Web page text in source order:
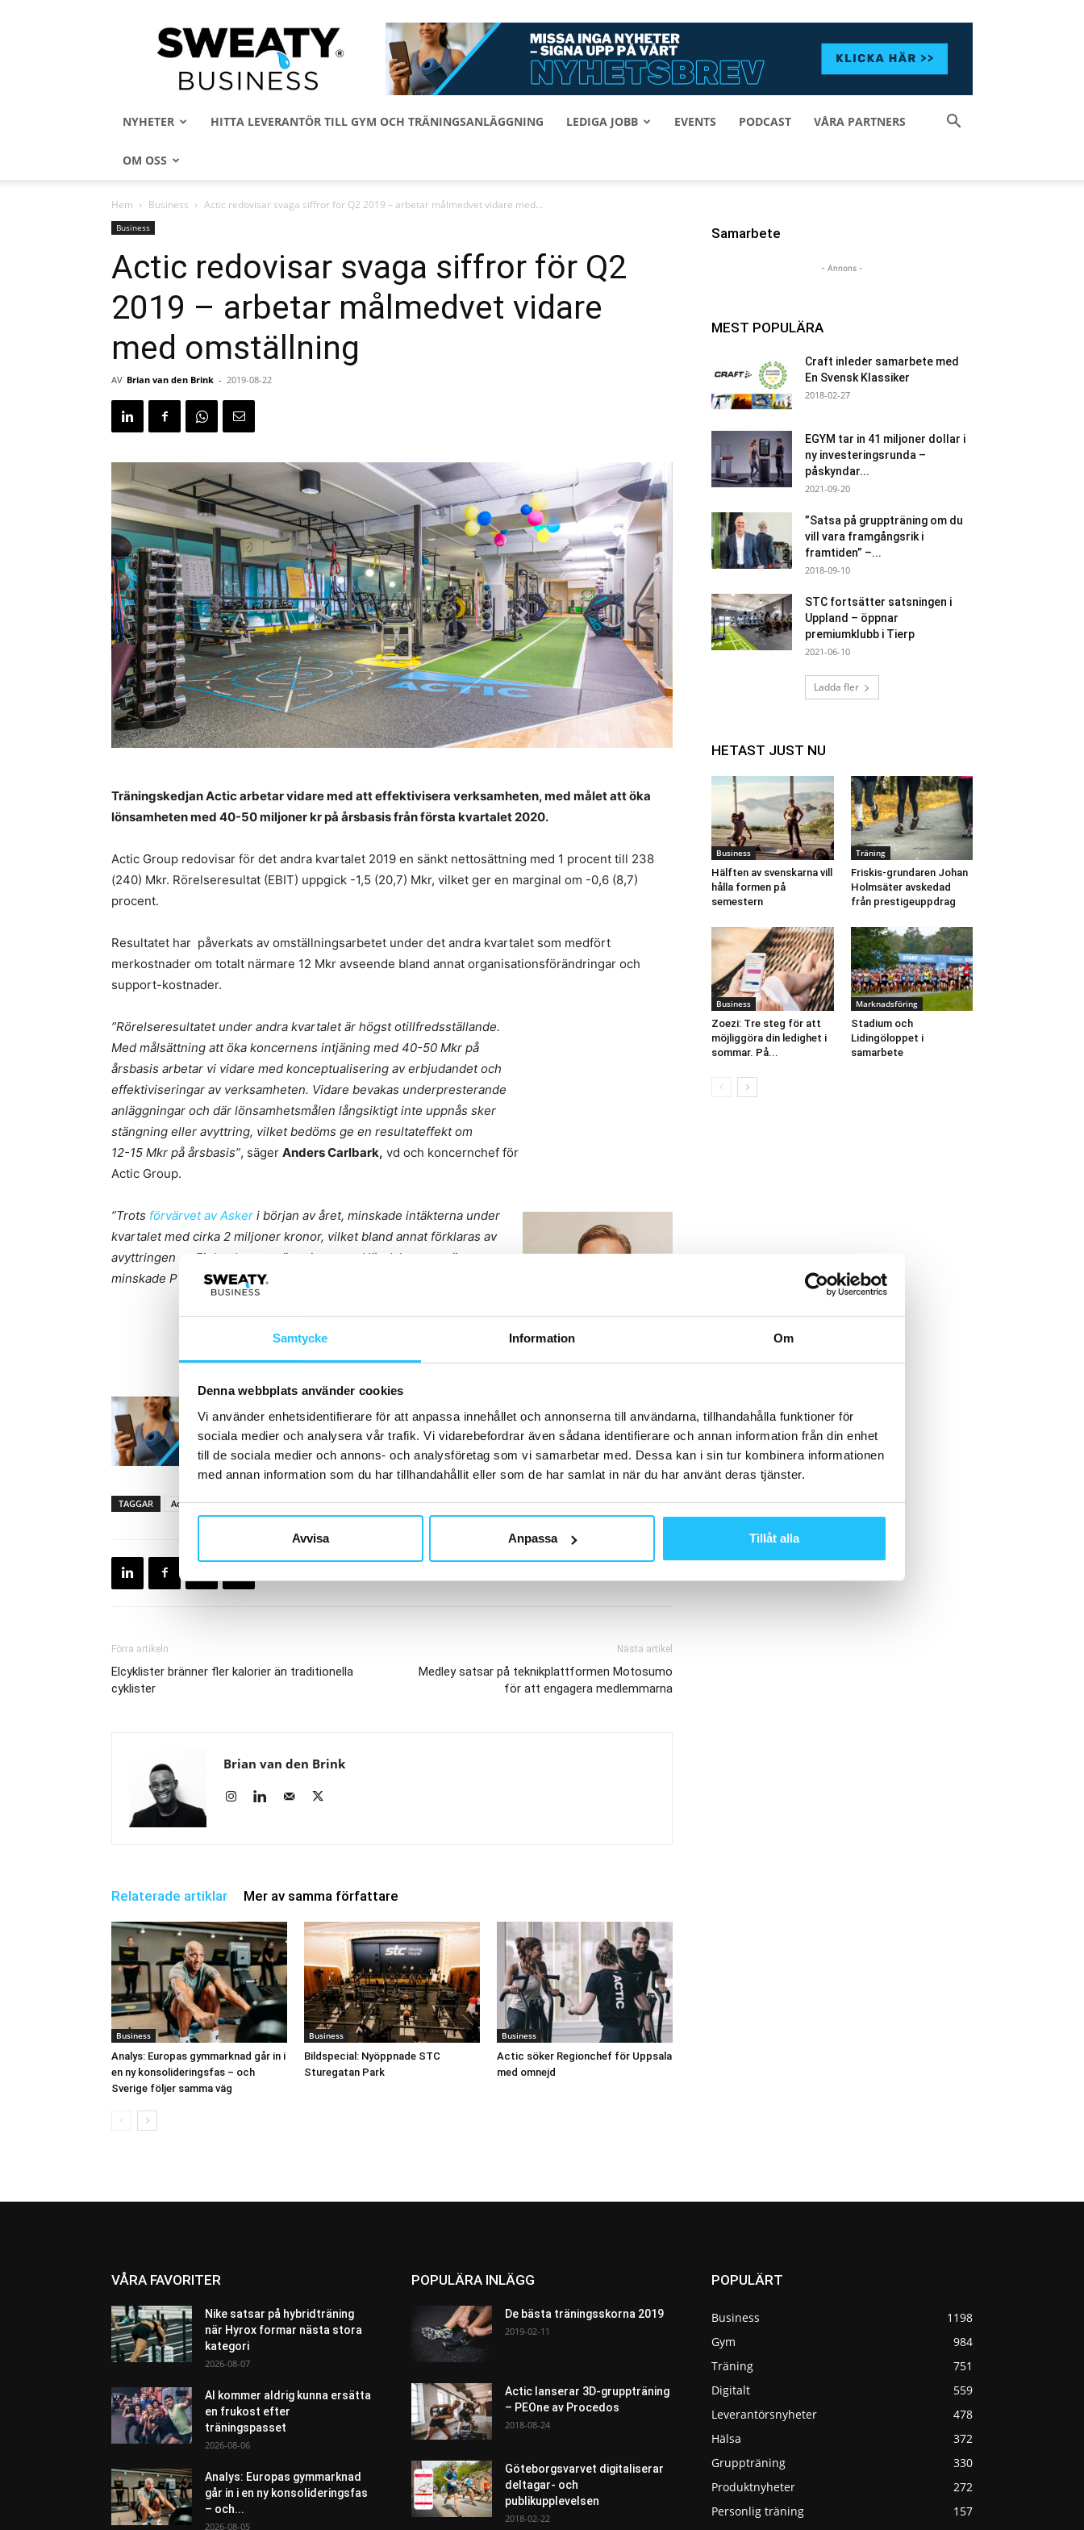
Samtycke Information Om
Denna webbplats använder cookies
Vi använder enhetsidentifierare för att anpassa innehållet och annonserna till användarna, tillhandahålla funktioner för
sociala medier och analysera vår trafik. Vi vidarebefordrar även sådana identifierare och annan information från din enhet
till de sociala medier och annons- och analysföretag som vi samarbetar med. Dessa kan i sin tur kombinera informationen
med annan information som du har tillhandahållit eller som de har samlat in när du har använt deras tjänster.
Avvisa Anpassa Tillåt alla
Sweaty
Business
NYHETER HITTA LEVERANTÖR TILL GYM OCH TRÄNINGSANLÄGGNING LEDIGA JOBB EVENTS PODCAST VÅRA PARTNERS
OM OSS
Hem Business Actic redovisar svaga siffror för Q2 2019 – arbetar målmedvet vidare med...
Business
Actic redovisar svaga siffror för Q2
2019 – arbetar målmedvet vidare
med omställning
AV Brian van den Brink - 2019-08-22
Träningskedjan Actic arbetar vidare med att effektivisera verksamheten, med målet att öka
lönsamheten med 40-50 miljoner kr på årsbasis från första kvartalet 2020.
Actic Group redovisar för det andra kvartalet 2019 en sänkt nettosättning med 1 procent till 238
(240) Mkr. Rörelseresultat (EBIT) uppgick -1,5 (20,7) Mkr, vilket ger en marginal om -0,6 (8,7)
procent.
Resultatet har påverkats av omställningsarbetet under det andra kvartalet som medfört
merkostnader om totalt närmare 12 Mkr avseende bland annat organisationsförändringar och
support-kostnader.
”Rörelseresultatet under andra kvartalet är högst otillfredsställande.
Med målsättning att öka koncernens intjäning med 40-50 Mkr på
årsbasis arbetar vi vidare med konceptualisering av erbjudandet och
effektiviseringar av verksamheten. Vidare bevakas underpresterande
anläggningar och där lönsamhetsmålen långsiktigt inte uppnås sker
stängning eller avyttring, vilket bedöms ge en resultateffekt om
12-15 Mkr på årsbasis”, säger Anders Carlbark, vd och koncernchef för
Actic Group.
”Trots förvärvet av Asker i början av året, minskade intäkterna under
kvartalet med cirka 2 miljoner kronor, vilket bland annat förklaras av
avyttringen av Finland samt stängningen av Högdalen, men även av
minskade PT-intäkter”, avslutar
TAGGAR Actic Anders Carlbark
Förra artikeln
Elcyklister bränner fler kalorier än traditionella
cyklister
Nästa artikel
Medley satsar på teknikplattformen Motosumo
för att engagera medlemmarna
Brian van den Brink
Relaterade artiklar Mer av samma författare
Business
Analys: Europas gymmarknad går in i
en ny konsolideringsfas – och
Sverige följer samma väg
Business
Bildspecial: Nyöppnade STC
Sturegatan Park
Business
Actic söker Regionchef för Uppsala
med omnejd
Samarbete
- Annons -
MEST POPULÄRA
Craft inleder samarbete med
En Svensk Klassiker
2018-02-27
EGYM tar in 41 miljoner dollar i
ny investeringsrunda –
påskyndar...
2021-09-20
”Satsa på gruppträning om du
vill vara framgångsrik i
framtiden” –...
2018-09-10
STC fortsätter satsningen i
Uppland – öppnar
premiumklubb i Tierp
2021-06-10
Ladda fler
HETAST JUST NU
Business
Hälften av svenskarna vill
hålla formen på
semestern
Träning
Friskis-grundaren Johan
Holmsäter avskedad
från prestigeuppdrag
Business
Zoezi: Tre steg för att
möjliggöra din ledighet i
sommar. På...
Marknadsföring
Stadium och
Lidingöloppet i
samarbete
VÅRA FAVORITER
Nike satsar på hybridträning
när Hyrox formar nästa stora
kategori
2026-08-07
AI kommer aldrig kunna ersätta
en frukost efter
träningspasset
2026-08-06
Analys: Europas gymmarknad
går in i en ny konsolideringsfas
– och...
2026-08-05
POPULÄRA INLÄGG
De bästa träningsskorna 2019
2019-02-11
Actic lanserar 3D-gruppträning
– PEOne av Procedos
2018-08-24
Göteborgsvarvet digitaliserar
deltagar- och
publikupplevelsen
2018-02-22
POPULÄRT
Business
1198
Gym
984
Träning
751
Digitalt
559
Leverantörsnyheter
478
Hälsa
372
Gruppträning
330
Produktnyheter
272
Personlig träning
157